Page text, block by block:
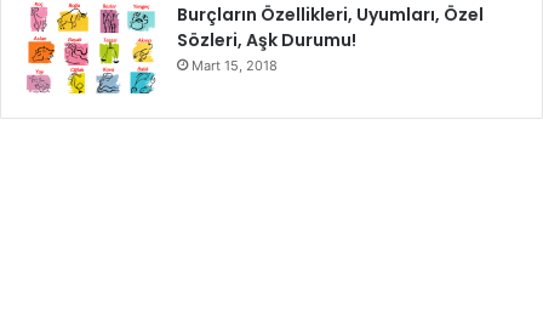
Burçların Özellikleri, Uyumları, Özel
Sözleri, Aşk Durumu!
Mart 15, 2018